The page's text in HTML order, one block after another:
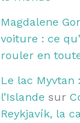
Magdalene
voiture : ce
rouler en
Le lac Myvtan
l’Islande sur
Reykjavík, la